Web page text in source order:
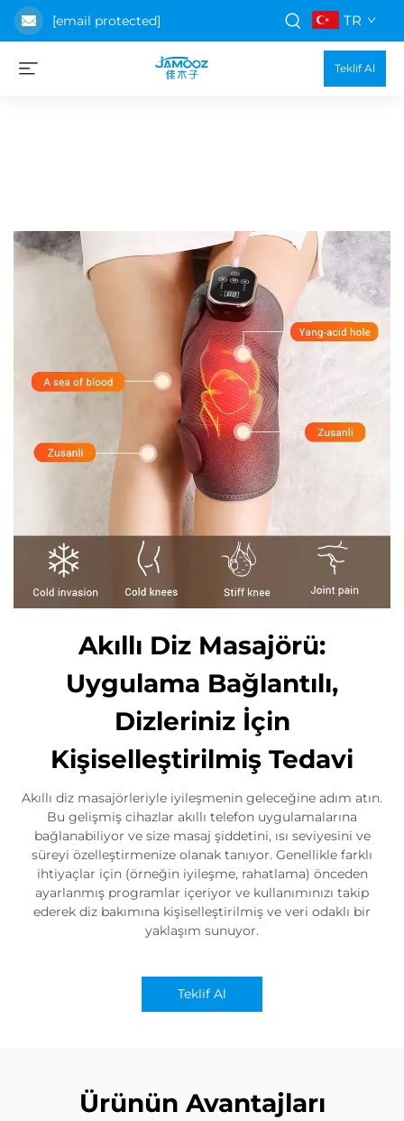
[email protected] TR
Teklif Al
Akıllı Diz Masajörü:
Uygulama Bağlantılı,
Dizleriniz İçin
Kişiselleştirilmiş Tedavi
Akıllı diz masajörleriyle iyileşmenin geleceğine adım atın.
Bu gelişmiş cihazlar akıllı telefon uygulamalarına
bağlanabiliyor ve size masaj şiddetini, ısı seviyesini ve
süreyi özelleştirmenize olanak tanıyor. Genellikle farklı
ihtiyaçlar için (örneğin iyileşme, rahatlama) önceden
ayarlanmış programlar içeriyor ve kullanımınızı takip
ederek diz bakımına kişiselleştirilmiş ve veri odaklı bir
yaklaşım sunuyor.
Teklif Al
Ürünün Avantajları